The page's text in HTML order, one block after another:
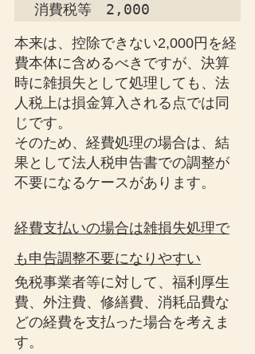
消費税等　2,000
本来は、控除できない2,000円を経
費本体に含めるべきですが、決算
時に雑損失として処理しても、法
人税上は損金算入される点では同
じです。
そのため、経費処理の場合は、結
果として法人税申告書での調整が
不要になるケースがあります。
経費支払いの場合は雑損失処理で
も申告調整不要になりやすい
免税事業者等に対して、福利厚生
費、外注費、修繕費、消耗品費な
どの経費を支払った場合を考えま
す。